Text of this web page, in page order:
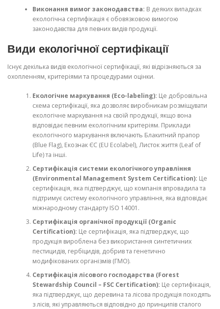
Виконання вимог законодавства: В деяких випадках
екологічна сертифікація є обовязковою вимогою
законодавства для певних видів продукції.
Види екологічної сертифікації
Існує декілька видів екологічної сертифікації, які відрізняються за
охопленням, критеріями та процедурами оцінки.
Екологічне маркування (Eco-labeling): Це добровільна
схема сертифікації, яка дозволяє виробникам розміщувати
екологічне маркування на своїй продукції, якщо вона
відповідає певним екологічним критеріям. Приклади
екологічного маркування включають Блакитний прапор
(Blue Flag), Екознак ЄС (EU Ecolabel), Листок життя (Leaf of
Life) та інші.
Сертифікація системи екологічного управління
(Environmental Management System Certification): Це
сертифікація, яка підтверджує, що компанія впровадила та
підтримує систему екологічного управління, яка відповідає
міжнародному стандарту ISO 14001.
Сертифікація органічної продукції (Organic
Certification): Це сертифікація, яка підтверджує, що
продукція вироблена без використання синтетичних
пестицидів, гербіцидів, добрив та генетично
модифікованих організмів (ГМО).
Сертифікація лісового господарства (Forest
Stewardship Council – FSC Certification): Це сертифікація,
яка підтверджує, що деревина та лісова продукція походять
з лісів, які управляються відповідно до принципів сталого